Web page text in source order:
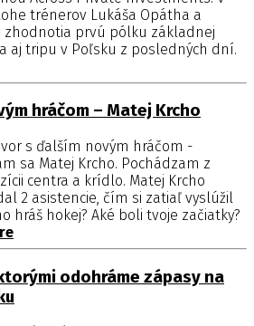
trénerov Lukáša Opátha a
zhodnotia prvú pólku základnej
aj tripu v Poľsku z posledných dní.
hráčom – Matej Krcho
s ďalším novým hráčom -
sa Matej Krcho. Pochádzam z
centra a krídlo. Matej Krcho
2 asistencie, čím si zatiaľ vyslúžil
hráš hokej? Aké boli tvoje začiatky?
odohráme zápasy na